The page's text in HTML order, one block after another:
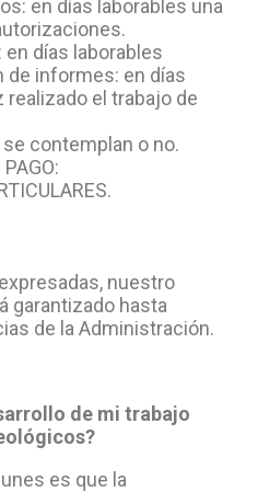
en días laborables una
en días laborables
de informes: en días
realizado el trabajo de
contemplan o no.
nuestro
garantizado hasta
de la Administración.
de mi trabajo
es que la